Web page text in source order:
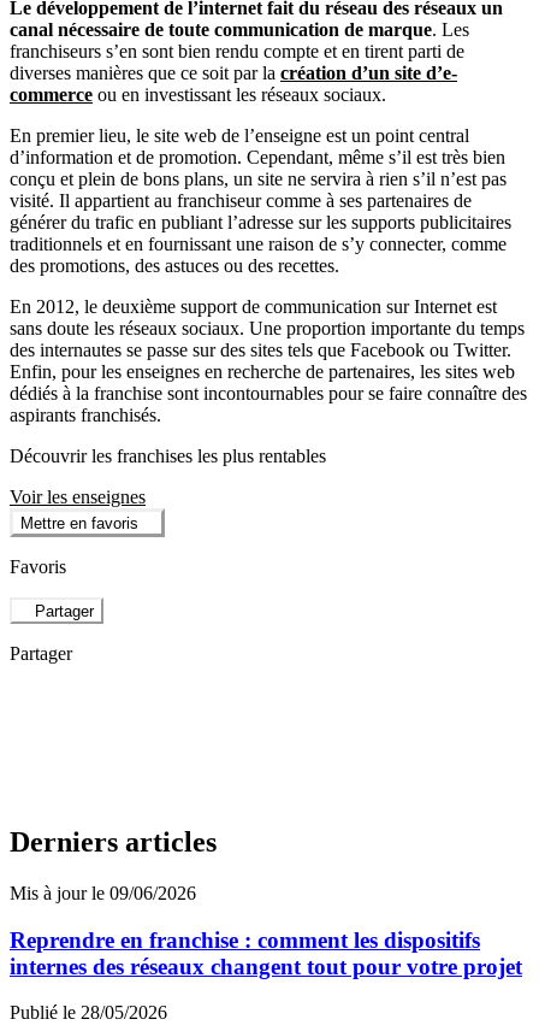
Le développement de l’internet fait du réseau des réseaux un
canal nécessaire de toute communication de marque. Les
franchiseurs s’en sont bien rendu compte et en tirent parti de
diverses manières que ce soit par la création d’un site d’e-
commerce ou en investissant les réseaux sociaux.
En premier lieu, le site web de l’enseigne est un point central
d’information et de promotion. Cependant, même s’il est très bien
conçu et plein de bons plans, un site ne servira à rien s’il n’est pas
visité. Il appartient au franchiseur comme à ses partenaires de
générer du trafic en publiant l’adresse sur les supports publicitaires
traditionnels et en fournissant une raison de s’y connecter, comme
des promotions, des astuces ou des recettes.
En 2012, le deuxième support de communication sur Internet est
sans doute les réseaux sociaux. Une proportion importante du temps
des internautes se passe sur des sites tels que Facebook ou Twitter.
Enfin, pour les enseignes en recherche de partenaires, les sites web
dédiés à la franchise sont incontournables pour se faire connaître des
aspirants franchisés.
Découvrir les franchises les plus rentables
Voir les enseignes
Mettre en favoris
Favoris
Partager
Partager
Derniers articles
Mis à jour le 09/06/2026
Reprendre en franchise : comment les dispositifs
internes des réseaux changent tout pour votre projet
Publié le 28/05/2026